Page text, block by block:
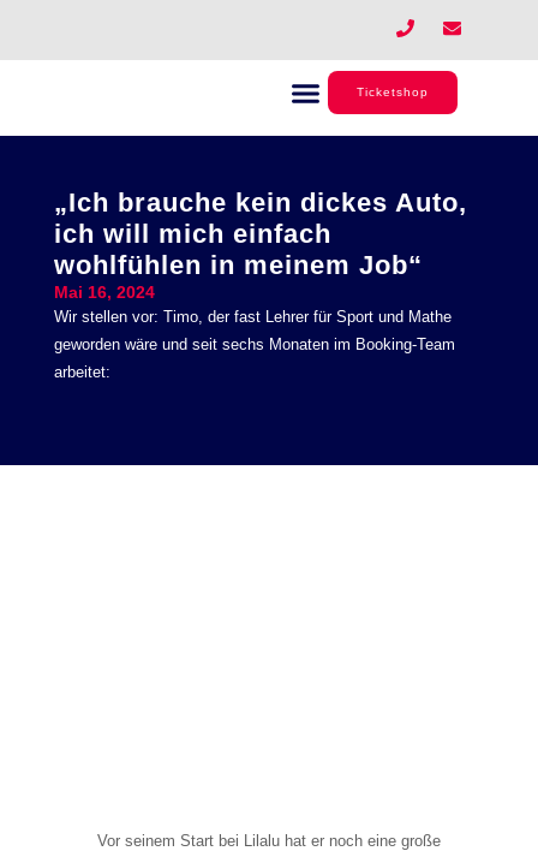
springen
P
h
o
n
e
E
n
v
e
o
Ticketshop
„Ich brauche kein dickes Auto,
ich will mich einfach
wohlfühlen in meinem Job“
Mai 16, 2024
Wir stellen vor: Timo, der fast Lehrer für Sport und Mathe
geworden wäre und seit sechs Monaten im Booking-Team
arbeitet:
Vor seinem Start bei Lilalu hat er noch eine große